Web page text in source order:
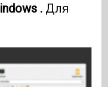
. Для